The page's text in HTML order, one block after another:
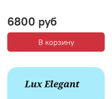
6800 руб
В корзину